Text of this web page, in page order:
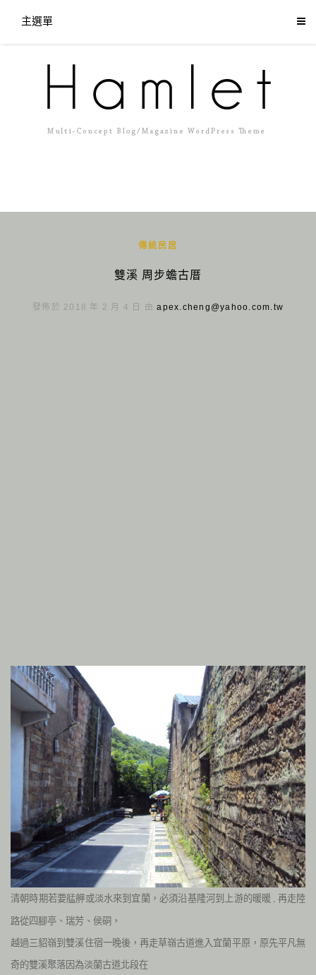
主選單
傳統民居
雙溪 周步蟾古厝
發佈於 2018 年 2 月 4 日 由apex.cheng@yahoo.com.tw
清朝時期若要艋舺或淡水來到宜蘭，必須沿基隆河到上游的暖暖 再走陸
路從四腳亭、瑞芳、侯硐，
越過三貂嶺到雙溪住宿一晚後，再走草嶺古道進入宜蘭平原，原先平凡無
奇的雙溪聚落因為淡蘭古道北段在